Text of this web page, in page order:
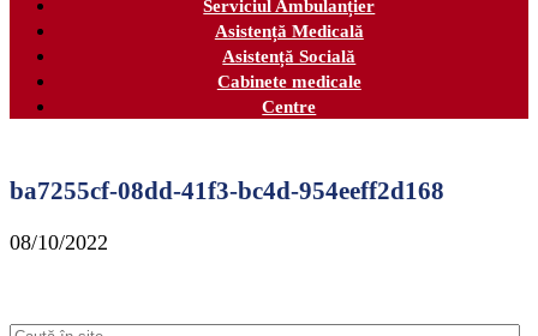
Serviciul Ambulanțier
Asistență Medicală
Asistență Socială
Cabinete medicale
Centre
ba7255cf-08dd-41f3-bc4d-954eeff2d168
08/10/2022